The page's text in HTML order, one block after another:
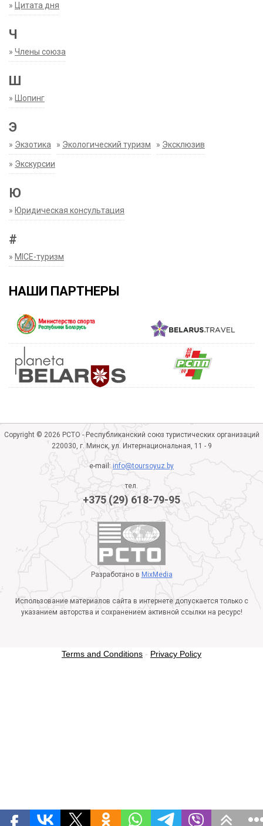
» Цитата дня
Ч
» Члены союза
Ш
» Шопинг
Э
» Экзотика » Экологический туризм » Эксклюзив
» Экскурсии
Ю
» Юридическая консультация
#
» MICE-туризм
НАШИ ПАРТНЕРЫ
Copyright © 2026 РСТО - Республиканский союз туристических организаций
220030, г. Минск, ул. Интернациональная, 11 - 9
e-mail:info@toursoyuz.by
тел.
+375 (29) 618-79-95
Разработано в MixMedia
Использование материалов сайта в интернете допускается только с
указанием авторства и сохранением активной ссылки на ресурс!
Terms and Conditions - Privacy Policy